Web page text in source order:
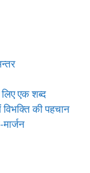
एक शब्द
की पहचान